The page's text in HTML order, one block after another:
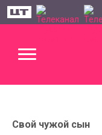
Свой чужой сын